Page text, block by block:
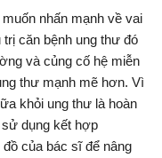
nhấn mạnh về vai
căn bệnh ung thư đó
và củng cố hệ miễn
thư mạnh mẽ hơn. Vì
khỏi ung thư là hoàn
dụng kết hợp
của bác sĩ để nâng